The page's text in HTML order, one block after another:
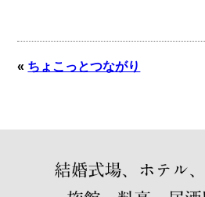
« ちょこっとつながり